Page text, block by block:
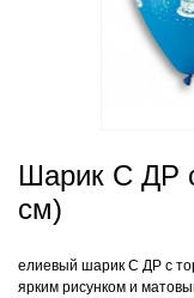
Шарик С ДР
см)
елиевый шарик С ДР с
ярким рисунком и